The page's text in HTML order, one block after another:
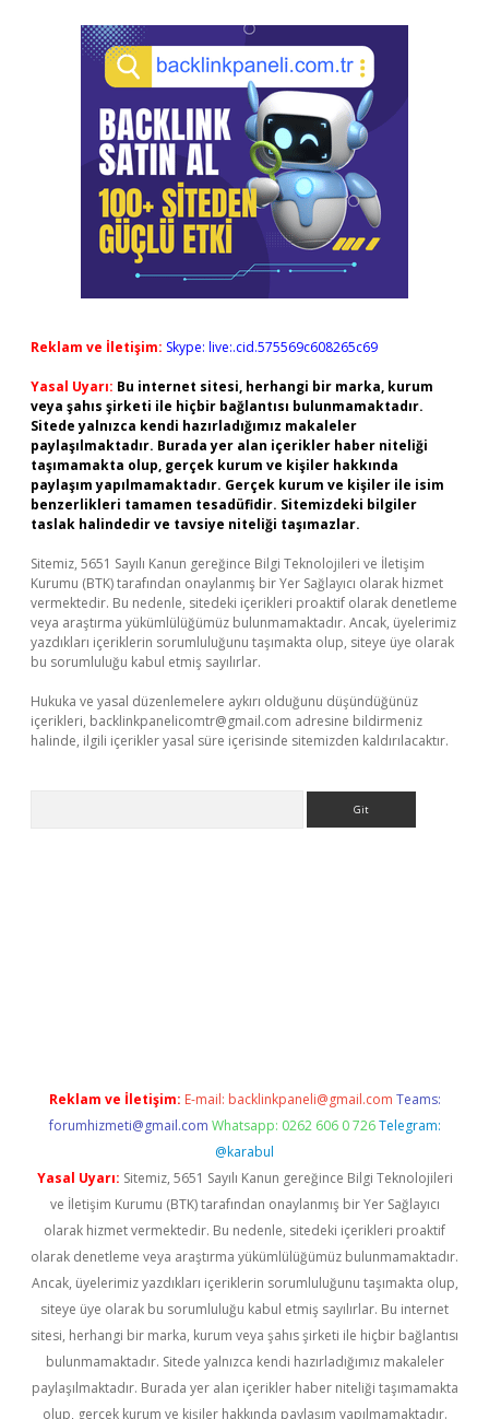
Reklam ve İletişim: Skype: live:.cid.575569c608265c69
Yasal Uyarı: Bu internet sitesi, herhangi bir marka, kurum
veya şahıs şirketi ile hiçbir bağlantısı bulunmamaktadır.
Sitede yalnızca kendi hazırladığımız makaleler
paylaşılmaktadır. Burada yer alan içerikler haber niteliği
taşımamakta olup, gerçek kurum ve kişiler hakkında
paylaşım yapılmamaktadır. Gerçek kurum ve kişiler ile isim
benzerlikleri tamamen tesadüfidir. Sitemizdeki bilgiler
taslak halindedir ve tavsiye niteliği taşımazlar.
Sitemiz, 5651 Sayılı Kanun gereğince Bilgi Teknolojileri ve İletişim
Kurumu (BTK) tarafından onaylanmış bir Yer Sağlayıcı olarak hizmet
vermektedir. Bu nedenle, sitedeki içerikleri proaktif olarak denetleme
veya araştırma yükümlülüğümüz bulunmamaktadır. Ancak, üyelerimiz
yazdıkları içeriklerin sorumluluğunu taşımakta olup, siteye üye olarak
bu sorumluluğu kabul etmiş sayılırlar.
Hukuka ve yasal düzenlemelere aykırı olduğunu düşündüğünüz
içerikleri, backlinkpanelicomtr@gmail.com adresine bildirmeniz
halinde, ilgili içerikler yasal süre içerisinde sitemizden kaldırılacaktır.
Reklam ve İletişim: E-mail: backlinkpaneli@gmail.com Teams:
forumhizmeti@gmail.com Whatsapp: 0262 606 0 726 Telegram:
@karabul
Yasal Uyarı: Sitemiz, 5651 Sayılı Kanun gereğince Bilgi Teknolojileri
ve İletişim Kurumu (BTK) tarafından onaylanmış bir Yer Sağlayıcı
olarak hizmet vermektedir. Bu nedenle, sitedeki içerikleri proaktif
olarak denetleme veya araştırma yükümlülüğümüz bulunmamaktadır.
Ancak, üyelerimiz yazdıkları içeriklerin sorumluluğunu taşımakta olup,
siteye üye olarak bu sorumluluğu kabul etmiş sayılırlar. Bu internet
sitesi, herhangi bir marka, kurum veya şahıs şirketi ile hiçbir bağlantısı
bulunmamaktadır. Sitede yalnızca kendi hazırladığımız makaleler
paylaşılmaktadır. Burada yer alan içerikler haber niteliği taşımamakta
olup, gerçek kurum ve kişiler hakkında paylaşım yapılmamaktadır.